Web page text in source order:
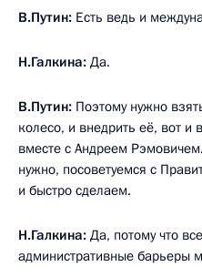
В.Путин: Есть ведь и
Н.Галкина: Да.
В.Путин: Поэтому нужно
колесо, и внедрить её, вот и
вместе с Андреем
нужно, посоветуемся с
и быстро сделаем.
Н.Галкина: Да, потому что
административные барьеры